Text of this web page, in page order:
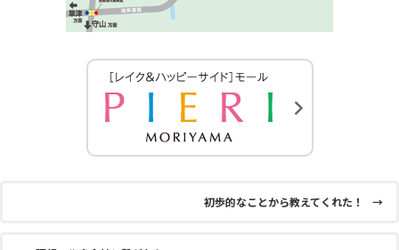
初歩的なことから教えてくれた！ →